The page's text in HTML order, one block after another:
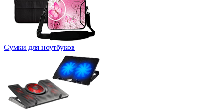
Сумки для ноутбуков